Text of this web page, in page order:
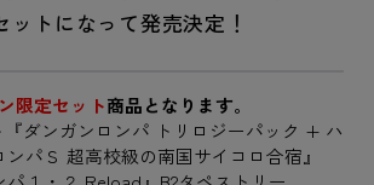
ットになって発売決定！
限定セット商品となります。
『ダンガンロンパ トリロジーパック + ハ
パＳ 超高校級の南国サイコロ合宿』